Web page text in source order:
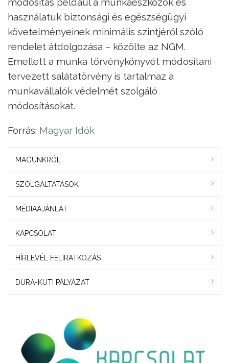
használatuk biztonsági és egészségügyi
követelményeinek minimális szintjéről szóló
rendelet átdolgozása – közölte az NGM.
Emellett a munka törvénykönyvét módosítani
tervezett salátatörvény is tartalmaz a
munkavállalók védelmét szolgáló
módosításokat.
Forrás: Magyar Idők
MAGUNKRÓL
SZOLGÁLTATÁSOK
MÉDIAAJÁNLAT
KAPCSOLAT
HÍRLEVÉL FELIRATKOZÁS
DURA-KUTI PÁLYÁZAT